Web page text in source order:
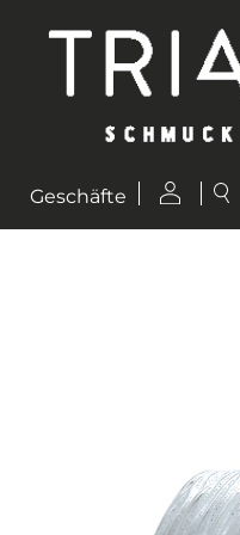
Geschäfte